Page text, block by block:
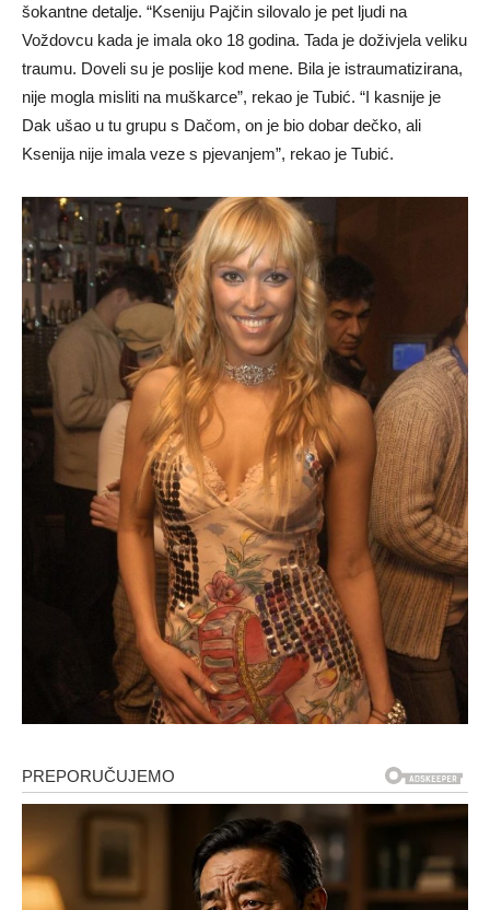
šokantne detalje. “Kseniju Pajčin silovalo je pet ljudi na
Voždovcu kada je imala oko 18 godina. Tada je doživjela veliku
traumu. Doveli su je poslije kod mene. Bila je istraumatizirana,
nije mogla misliti na muškarce”, rekao je Tubić. “I kasnije je
Dak ušao u tu grupu s Dačom, on je bio dobar dečko, ali
Ksenija nije imala veze s pjevanjem”, rekao je Tubić.